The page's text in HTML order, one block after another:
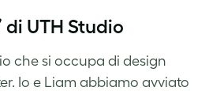
di UTH Studio
che si occupa di design
Io e Liam abbiamo avviato